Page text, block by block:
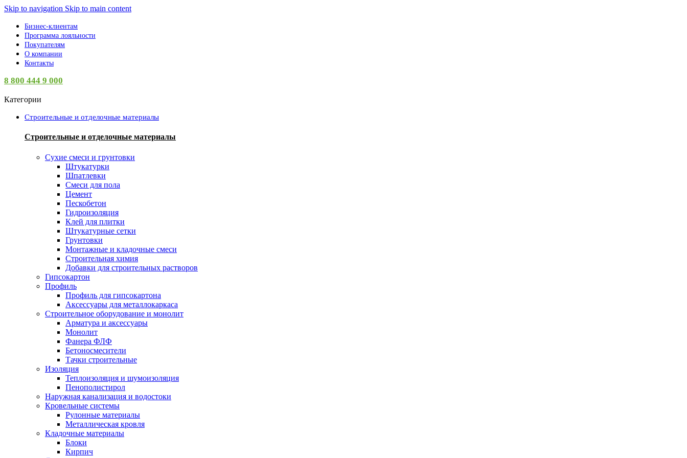
Skip to navigation Skip to main content
Бизнес-клиентам
Программа лояльности
Покупателям
О компании
Контакты
8 800 444 9 000
Категории
Строительные и отделочные материалы
Строительные и отделочные материалы
Сухие смеси и грунтовки
Штукатурки
Шпатлевки
Смеси для пола
Цемент
Пескобетон
Гидроизоляция
Клей для плитки
Штукатурные сетки
Грунтовки
Монтажные и кладочные смеси
Строительная химия
Добавки для строительных растворов
Гипсокартон
Профиль
Профиль для гипсокартона
Аксессуары для металлокаркаса
Строительное оборудование и монолит
Арматура и аксессуары
Монолит
Фанера ФЛФ
Бетоносмесители
Тачки строительные
Изоляция
Теплоизоляция и шумоизоляция
Пенополистирол
Наружная канализация и водостоки
Кровельные системы
Рулонные материалы
Металлическая кровля
Кладочные материалы
Блоки
Кирпич